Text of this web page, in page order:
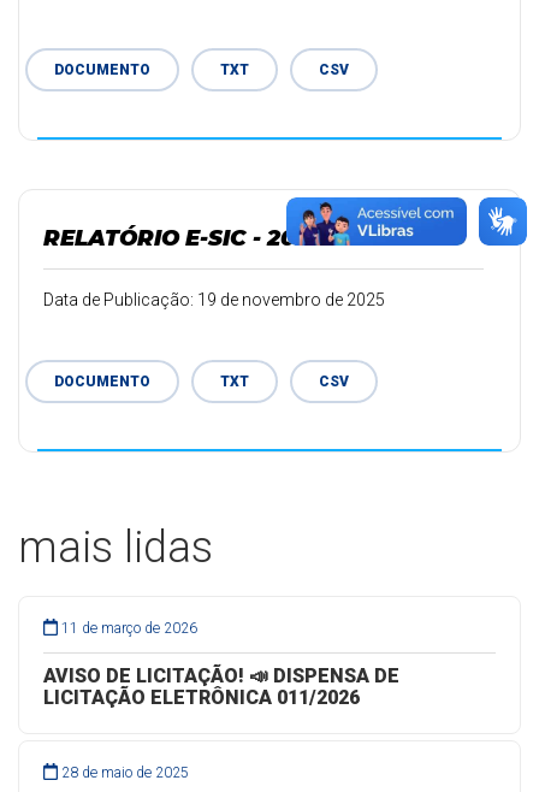
DOCUMENTO TXT CSV
RELATÓRIO E-SIC - 2025
Data de Publicação: 19 de novembro de 2025
DOCUMENTO TXT CSV
mais lidas
11 de março de 2026
AVISO DE LICITAÇÃO! 📣 DISPENSA DE
LICITAÇÃO ELETRÔNICA 011/2026
28 de maio de 2025